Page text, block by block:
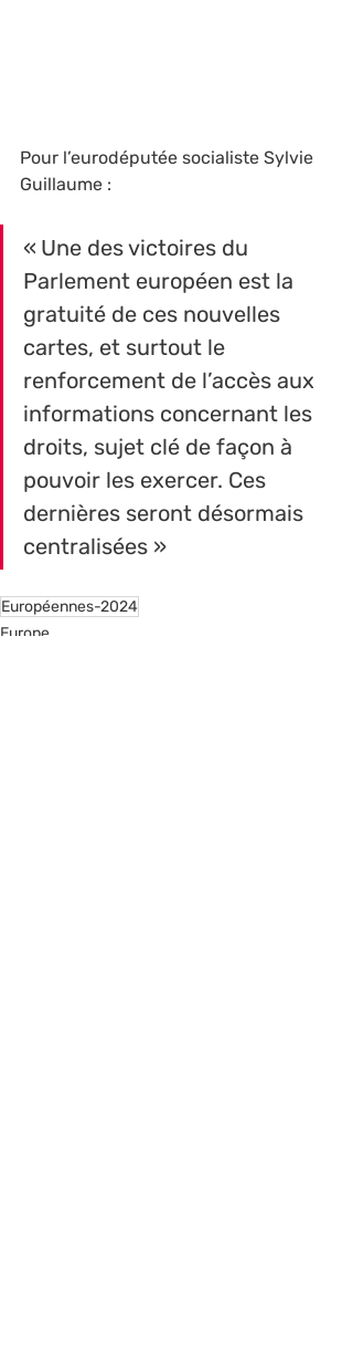
Pour l’eurodéputée socialiste Sylvie
Guillaume :
« Une des victoires du
Parlement européen est la
gratuité de ces nouvelles
cartes, et surtout le
renforcement de l’accès aux
informations concernant les
droits, sujet clé de façon à
pouvoir les exercer. Ces
dernières seront désormais
centralisées »
Européennes-2024
Europe